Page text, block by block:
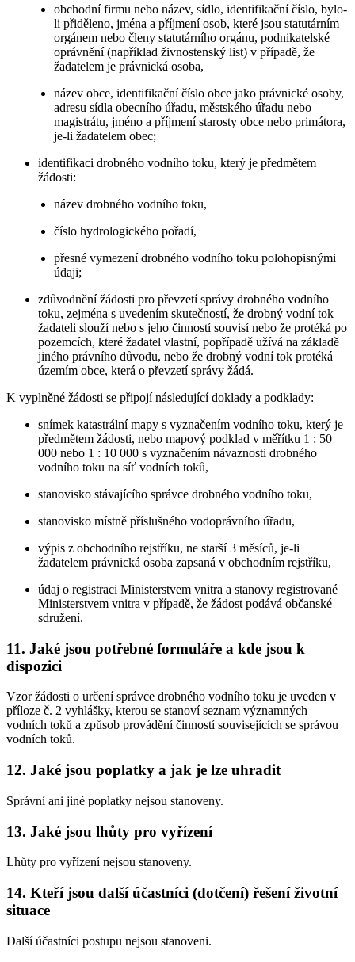
obchodní firmu nebo název, sídlo, identifikační číslo, bylo-
li přiděleno, jména a příjmení osob, které jsou statutárním
orgánem nebo členy statutárního orgánu, podnikatelské
oprávnění (například živnostenský list) v případě, že
žadatelem je právnická osoba,
název obce, identifikační číslo obce jako právnické osoby,
adresu sídla obecního úřadu, městského úřadu nebo
magistrátu, jméno a příjmení starosty obce nebo primátora,
je-li žadatelem obec;
identifikaci drobného vodního toku, který je předmětem
žádosti:
název drobného vodního toku,
číslo hydrologického pořadí,
přesné vymezení drobného vodního toku polohopisnými
údaji;
zdůvodnění žádosti pro převzetí správy drobného vodního
toku, zejména s uvedením skutečností, že drobný vodní tok
žadateli slouží nebo s jeho činností souvisí nebo že protéká po
pozemcích, které žadatel vlastní, popřípadě užívá na základě
jiného právního důvodu, nebo že drobný vodní tok protéká
územím obce, která o převzetí správy žádá.
K vyplněné žádosti se připojí následující doklady a podklady:
snímek katastrální mapy s vyznačením vodního toku, který je
předmětem žádosti, nebo mapový podklad v měřítku 1 : 50
000 nebo 1 : 10 000 s vyznačením návaznosti drobného
vodního toku na síť vodních toků,
stanovisko stávajícího správce drobného vodního toku,
stanovisko místně příslušného vodoprávního úřadu,
výpis z obchodního rejstříku, ne starší 3 měsíců, je-li
žadatelem právnická osoba zapsaná v obchodním rejstříku,
údaj o registraci Ministerstvem vnitra a stanovy registrované
Ministerstvem vnitra v případě, že žádost podává občanské
sdružení.
11. Jaké jsou potřebné formuláře a kde jsou k
dispozici
Vzor žádosti o určení správce drobného vodního toku je uveden v
příloze č. 2 vyhlášky, kterou se stanoví seznam významných
vodních toků a způsob provádění činností souvisejících se správou
vodních toků.
12. Jaké jsou poplatky a jak je lze uhradit
Správní ani jiné poplatky nejsou stanoveny.
13. Jaké jsou lhůty pro vyřízení
Lhůty pro vyřízení nejsou stanoveny.
14. Kteří jsou další účastníci (dotčení) řešení životní
situace
Další účastníci postupu nejsou stanoveni.